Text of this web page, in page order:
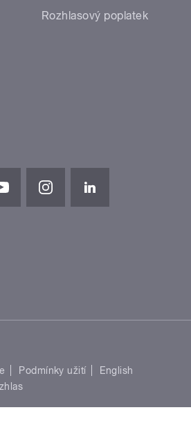
Rozhlasový poplatek
Podmínky užití
English